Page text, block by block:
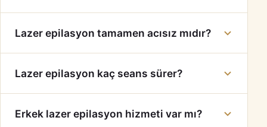
Lazer epilasyon tamamen acısız mıdır?
Lazer epilasyon kaç seans sürer?
Erkek lazer epilasyon hizmeti var mı?